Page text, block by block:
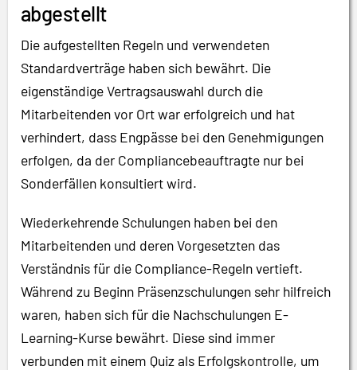
abgestellt
Die aufgestellten Regeln und verwendeten
Standardverträge haben sich bewährt. Die
eigenständige Vertragsauswahl durch die
Mitarbeitenden vor Ort war erfolgreich und hat
verhindert, dass Engpässe bei den Genehmigungen
erfolgen, da der Compliancebeauftragte nur bei
Sonderfällen konsultiert wird.
Wiederkehrende Schulungen haben bei den
Mitarbeitenden und deren Vorgesetzten das
Verständnis für die Compliance-Regeln vertieft.
Während zu Beginn Präsenzschulungen sehr hilfreich
waren, haben sich für die Nachschulungen E-
Learning-Kurse bewährt. Diese sind immer
verbunden mit einem Quiz als Erfolgskontrolle, um